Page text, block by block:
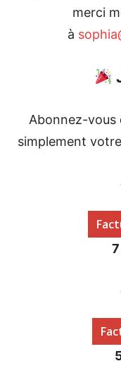
merci
à
Abonnez-vous
simplement